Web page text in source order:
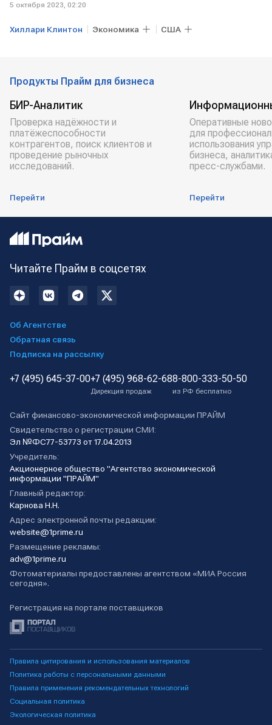
5 октября 2023, 02:20
Хиллари Клинтон Экономика США
Продукты Прайм для бизнеса
БИР-Аналитик
Проверка надёжности и
платёжеспособности
контрагентов, поиск клиентов и
проведение рыночных
исследований.
Перейти
Оперативные
для
использования
бизнеса,
пресс-службами.
Перейти
Читайте Прайм в соцсетях
Об Агентстве
Обратная связь
Подписка на рассылку
+7 (495) 645-37-00+7 (495) 968-62-68
Дирекция продаж
8-800-333-50-50
из РФ бесплатно
Сайт финансово-экономической информации ПРАЙМ
Свидетельство о регистрации СМИ:
Эл №ФС77-53773 от 17.04.2013
Учредитель:
Акционерное общество "Агентство экономической
информации "ПРАЙМ"
Главный редактор:
Карнова Н.Н.
Адрес электронной почты редакции:
website@1prime.ru
Размещение рекламы:
adv@1prime.ru
Фотоматериалы предоставлены агентством «МИА Россия
сегодня».
Регистрация на портале поставщиков
Правила цитирования и использования материалов
Политика работы с персональными данными
Правила применения рекомендательных технологий
Социальная политика
Экологическая политика